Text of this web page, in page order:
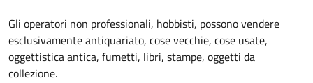
Gli operatori non professionali, hobbisti, possono vendere
esclusivamente antiquariato, cose vecchie, cose usate,
oggettistica antica, fumetti, libri, stampe, oggetti da
collezione.